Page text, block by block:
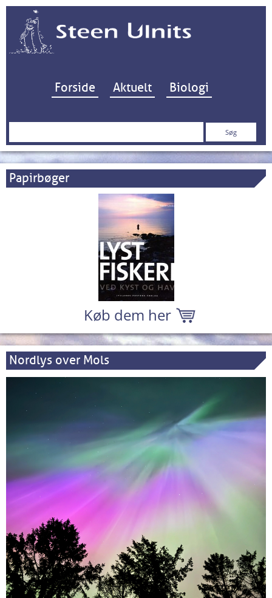
Hop til indhold
Forside Aktuelt Biologi
Søg
Papirbøger
Køb dem her
Nordlys over Mols